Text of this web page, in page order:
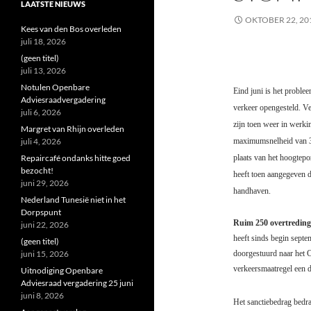
OKTOBER 22,
Eind juni is het
verkeer opengesteld.
zijn toen weer in
maximumsnelheid van
plaats van het
heeft toen aangegeven
handhaven.
Ruim 250
heeft sinds begin
doorgestuurd naar het
verkeersmaatregel een
Het sanctiebedrag
LAATSTE NIEUWS
Kees van den Bos overleden
juli 18, 2026
(geen titel)
juli 13, 2026
Notulen Openbare
Adviesraadvergadering
juli 6, 2026
Margret van Rhijn overleden
juli 4, 2026
Repaircafé ondanks hitte goed
bezocht!
juni 29, 2026
Nederland Tunesië niet in het
Dorpspunt
juni 22, 2026
(geen titel)
juni 15, 2026
Uitnodiging Openbare
Adviesraad vergadering 25 juni
juni 8, 2026